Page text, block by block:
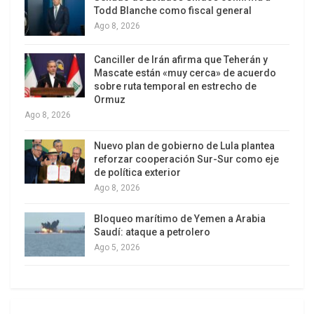
Entre ellos, el termino de intangibilidad y la
prohibición de construir la carretera Villa Tunari-
San Ignacio de Moxos, o cualquier otra por el
TIPNIS.
Además, Morales dijo que en base al artículo
primero de la nueva ley corta, que declarará
territorio intangible al TIPNIS, los asentamientos y
ocupaciones de hecho, promovidas o
protagonizadas por personas ajenas a los
son ilegales y serán pasibles de desalojo con
intervención de la fuerza pública, si fuera
necesario.
Todd Blanche como fiscal general
Ago 8, 2026
Canciller de Irán afirma que Teherán y
Mascate están «muy cerca» de acuerdo
sobre ruta temporal en estrecho de
Ormuz
Ago 8, 2026
Nuevo plan de gobierno de Lula plantea
reforzar cooperación Sur-Sur como eje
de política exterior
Ago 8, 2026
Bloqueo marítimo de Yemen a Arabia
Saudí: ataque a petrolero
Ago 5, 2026